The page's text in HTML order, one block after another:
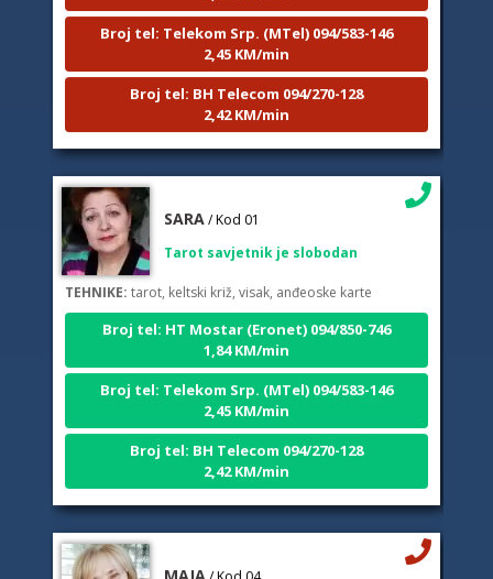
Broj tel: Telekom Srp. (MTel) 094/583-146
2,45 KM/min
Broj tel: BH Telecom 094/270-128
2,42 KM/min
TEHNIKE:tarot, keltski križ, visak, anđeoske karte
Broj tel: HT Mostar (Eronet) 094/850-746
1,84 KM/min
Broj tel: Telekom Srp. (MTel) 094/583-146
2,45 KM/min
Broj tel: BH Telecom 094/270-128
2,42 KM/min